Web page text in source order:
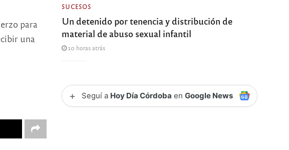
para
una
SUCESOS
Un detenido por tenencia y distribución de
material de abuso sexual infantil
10 horas atrás
+ Seguí a Hoy Día Córdoba enGoogle News